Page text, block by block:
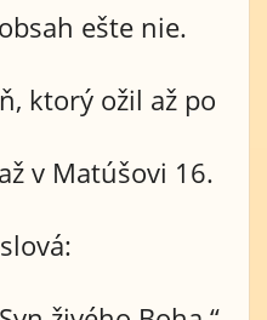
ešte nie.
ktorý ožil až po
v Matúšovi 16.